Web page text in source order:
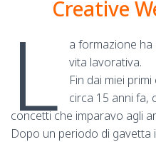
Creative
L
a formazione
vita lavorativa.
Fin dai miei
circa 15 anni fa,
concetti che imparavo agli
Dopo un periodo di gavetta